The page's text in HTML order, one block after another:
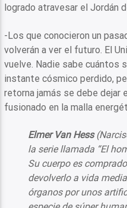
logrado atravesar el Jordán
-Los que conocieron un
volverán a ver el futuro. El
vuelve. Nadie sabe cuántos
instante cósmico perdido,
retorna jamás se debe dejar
fusionado en la malla
Elmer Van Hess
la serie llamada “El
Su cuerpo es
devolverlo a vida
órganos por unos